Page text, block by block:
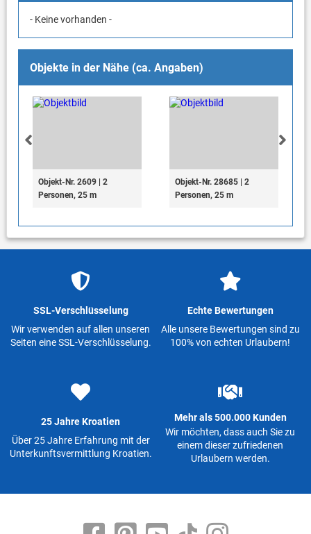
- Keine vorhanden -
Objekte in der Nähe (ca. Angaben)
Objekt-Nr. 2609 | 2
Personen, 25 m
Objekt-Nr. 28685 | 2
Personen, 25 m
SSL-Verschlüsselung
Wir verwenden auf allen unseren
Seiten eine SSL-Verschlüsselung.
Echte Bewertungen
Alle unsere Bewertungen sind zu
100% von echten Urlaubern!
25 Jahre Kroatien
Über 25 Jahre Erfahrung mit der
Unterkunftsvermittlung Kroatien.
Mehr als 500.000 Kunden
Wir möchten, dass auch Sie zu
einem dieser zufriedenen
Urlaubern werden.